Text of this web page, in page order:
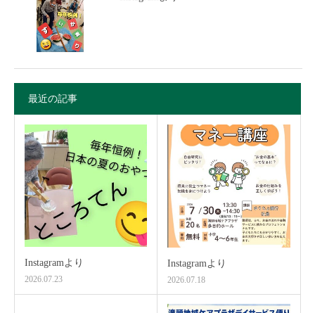
最近の記事
Instagramより
2026.07.23
Instagramより
2026.07.18